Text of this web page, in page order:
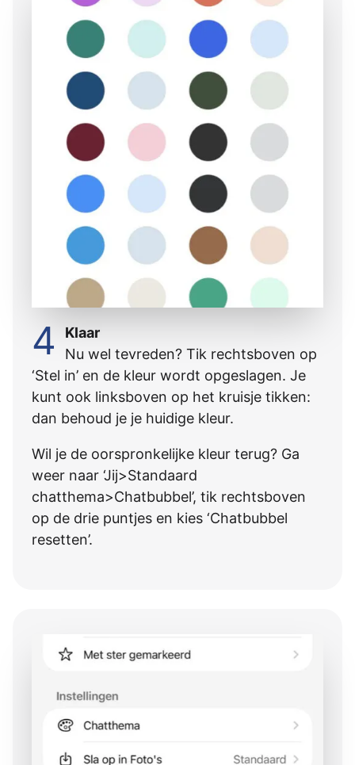
4
Klaar
Nu wel tevreden? Tik rechtsboven op
‘Stel in’ en de kleur wordt opgeslagen. Je
kunt ook linksboven op het kruisje tikken:
dan behoud je je huidige kleur.
Wil je de oorspronkelijke kleur terug? Ga
weer naar ‘Jij>Standaard
chatthema>Chatbubbel’, tik rechtsboven
op de drie puntjes en kies ‘Chatbubbel
resetten’.